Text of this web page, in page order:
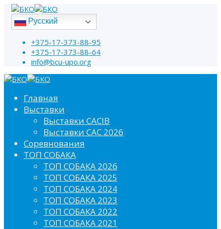
Русский
+375-17-373-88-95
+375-17-373-88-64
info@bcu-upo.org
Главная
Выставки
Выставки CACIB
Выставки САС 2026
Соревнования
ТОП СОБАКА
ТОП СОБАКА 2026
ТОП СОБАКА 2025
ТОП СОБАКА 2024
ТОП СОБАКА 2023
ТОП СОБАКА 2022
ТОП СОБАКА 2021